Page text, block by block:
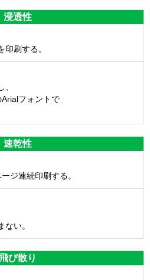
浸透性
刷する。
フォントで
速乾性
ジ連続印刷する。
い。
び散り